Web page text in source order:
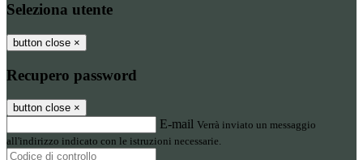
Seleziona utente
button close ×
Recupero password
button close ×
E-mail Verrà inviato un messaggio
all'indirizzo indicato con le istruzioni necessarie.